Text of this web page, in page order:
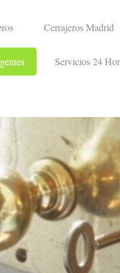
Cerrajeros Madrid
Servicios 24